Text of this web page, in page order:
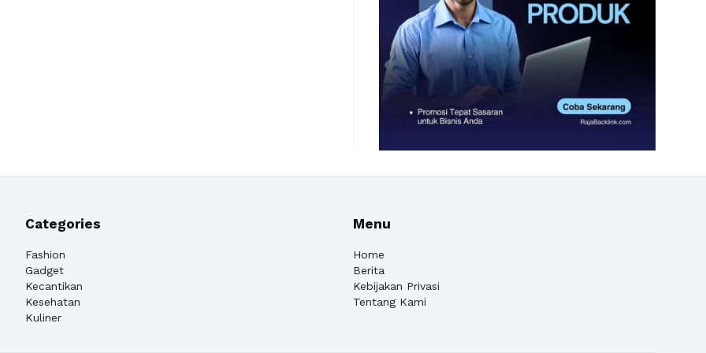
Categories
Fashion
Gadget
Kecantikan
Kesehatan
Kuliner
Menu
Home
Berita
Kebijakan Privasi
Tentang Kami